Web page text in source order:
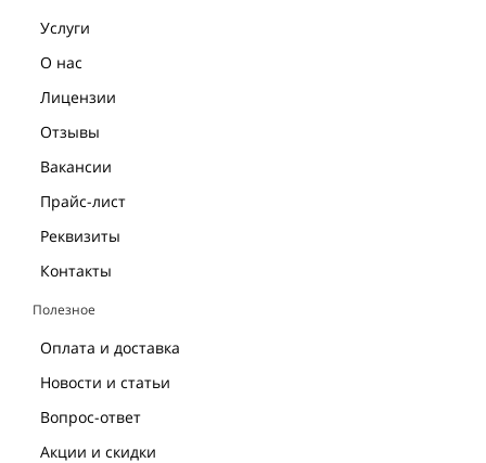
Услуги
О нас
Лицензии
Отзывы
Вакансии
Прайс-лист
Реквизиты
Контакты
Полезное
Оплата и доставка
Новости и статьи
Вопрос-ответ
Акции и скидки